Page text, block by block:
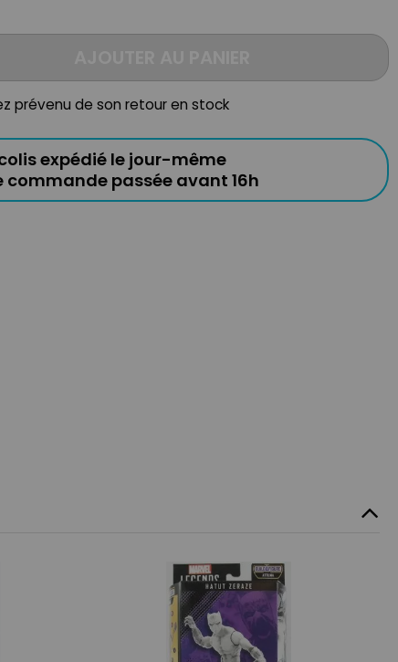
prévenu de son retour en stock
expédié le jour-même
commande passée avant 16h